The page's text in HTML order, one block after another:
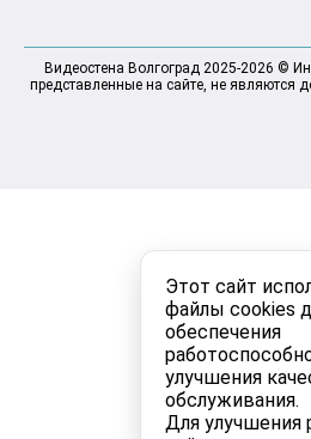
Этот сайт
файлы cookies
обеспечения
улучшения
обслуживания.
Для улучшения
Видеостена Волгоград 2025-2026 ©
представленные на сайте, не являются